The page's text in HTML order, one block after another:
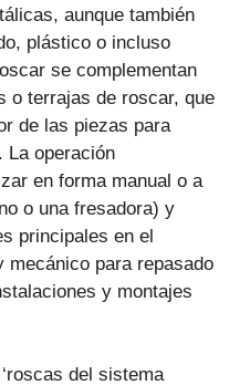
aunque también
plástico o incluso
se complementan
o terrajas de roscar, que
de las piezas para
La operación
en forma manual o a
o una fresadora) y
principales en el
mecánico para repasado
y montajes
del sistema